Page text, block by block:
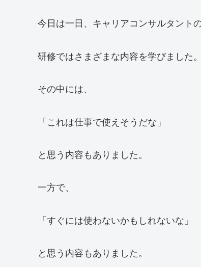
今日は一日、キャリアコンサルタント
研修ではさまざまな内容を学びました。
その中には、
「これは仕事で使えそうだな」
と思う内容もありました。
一方で、
「すぐには使わないかもしれないな」
と思う内容もありました。